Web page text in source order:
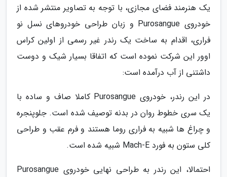
یک هنرمند فضای مجازی، با توجه به تصاویر منتشر شده از
خودروی Purosangue و زبان طراحی خودروهای نسل نو
فراری، اقدام به ساخت یک رندر غیر رسمی از اولین کراس
اوور این شرکت نموده است که اتفاقا بسیار شیک و دوست
داشتنی از آب درآمده است:
در این رندر، خودروی Purosangue کاملا صاف و ساده با
یک سری خطوط روان در بدنه توصیف شده است. جلوپنجره
و چراغ ها شبیه به فراری روما هستند و فرم عقب و طراحی
کلی ستون به فورد Mach-E شبیه شده است.
احتمالا، این رندر به طراحی نهایی خودروی Purosangue